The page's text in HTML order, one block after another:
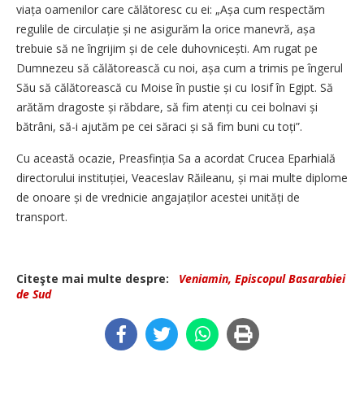
viața oamenilor care călătoresc cu ei: „Așa cum respectăm
regulile de cir­culație și ne asigurăm la orice manevră, așa
trebuie să ne îngrijim și de cele duhov­nicești. Am rugat pe
Dumnezeu să călătorească cu noi, așa cum a trimis pe îngerul
Său să călătorească cu Moise în pustie și cu Iosif în Egipt. Să
arătăm dragoste și răbdare, să fim atenți cu cei bolnavi și
bătrâni, să-i ajutăm pe cei săraci și să fim buni cu toți”.
Cu această ocazie, Preasfinția Sa a acordat Crucea Eparhială
directorului instituției, Veaceslav Răi­leanu, și mai multe diplome
de onoare și de vrednicie angajaților acestei unități de
transport.
Citeşte mai multe despre:
Veniamin, Episcopul Basarabiei
de Sud